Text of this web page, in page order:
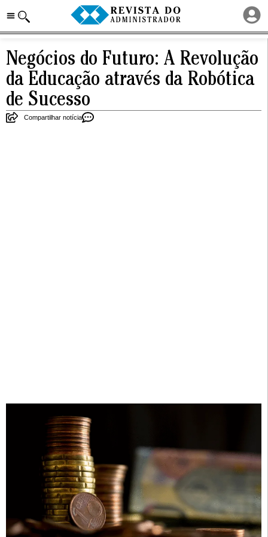
Negócios do Futuro: A Revolução
da Educação através da Robótica
de Sucesso
Compartilhar notícia